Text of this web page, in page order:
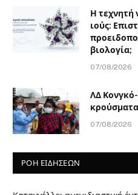
Η τεχνητή
ιούς:
βιολογία;
07/08/2026
ΛΔ
07/08/2026
ΡΟΗ ΕΙΔΗΣΕΩΝ